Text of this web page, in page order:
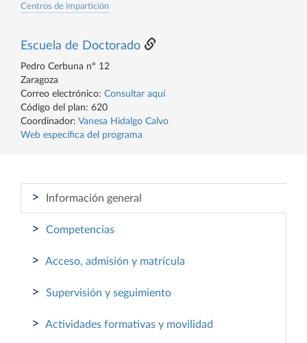
Centros de impartición
Escuela de Doctorado
Pedro Cerbuna nº 12
Zaragoza
Correo electrónico: Consultar aquí
Código del plan: 620
Coordinador: Vanesa Hidalgo Calvo
Web específica del programa
> Información general
> Competencias
> Acceso, admisión y matrícula
> Supervisión y seguimiento
> Actividades formativas y movilidad